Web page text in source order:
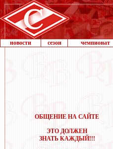
новости сезон чемпионат
ОБЩЕНИЕ НА САЙТЕ
ЭТО ДОЛЖЕН
ЗНАТЬ КАЖДЫЙ!!!